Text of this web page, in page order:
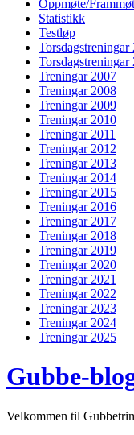
Oppmøte/
Statistikk
Testløp
Torsdagstreningar
Torsdagstreningar
Treningar 2007
Treningar 2008
Treningar 2009
Treningar 2010
Treningar 2011
Treningar 2012
Treningar 2013
Treningar 2014
Treningar 2015
Treningar 2016
Treningar 2017
Treningar 2018
Treningar 2019
Treningar 2020
Treningar 2021
Treningar 2022
Treningar 2023
Treningar 2024
Treningar 2025
Gubbe-
Velkommen til